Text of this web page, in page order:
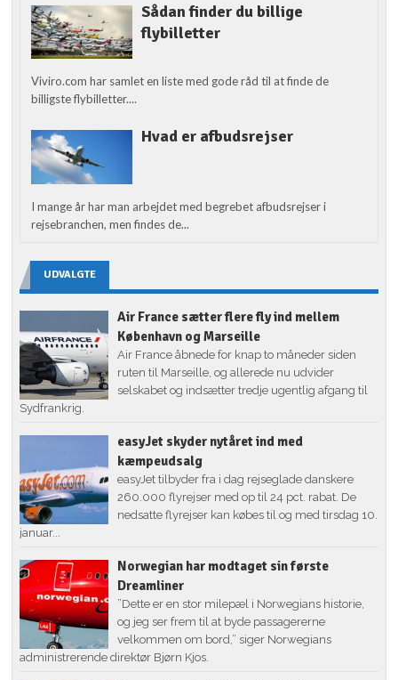
Sådan finder du billige
flybilletter
Viviro.com har samlet en liste med gode råd til at finde de
billigste flybilletter....
Hvad er afbudsrejser
I mange år har man arbejdet med begrebet afbudsrejser i
rejsebranchen, men findes de...
UDVALGTE
Air France sætter flere fly ind mellem
København og Marseille
Air France åbnede for knap to måneder siden
ruten til Marseille, og allerede nu udvider
selskabet og indsætter tredje ugentlig afgang til
Sydfrankrig.
easyJet skyder nytåret ind med
kæmpeudsalg
easyJet tilbyder fra i dag rejseglade danskere
260.000 flyrejser med op til 24 pct. rabat. De
nedsatte flyrejser kan købes til og med tirsdag 10.
januar...
Norwegian har modtaget sin første
Dreamliner
”Dette er en stor milepæl i Norwegians historie,
og jeg ser frem til at byde passagererne
velkommen om bord,” siger Norwegians
administrerende direktør Bjørn Kjos.